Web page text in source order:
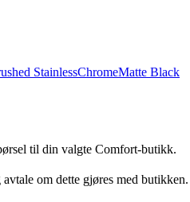
StainlessChromeMatte Black
til din valgte Comfort-butikk.
om dette gjøres med butikken.